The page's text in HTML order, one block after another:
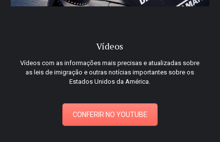
Vídeos
Vídeos com as informações mais precisas e atualizadas sobre
as leis de imigração e outras notícias importantes sobre os
Estados Unidos da América.
CONFERIR NO YOUTUBE